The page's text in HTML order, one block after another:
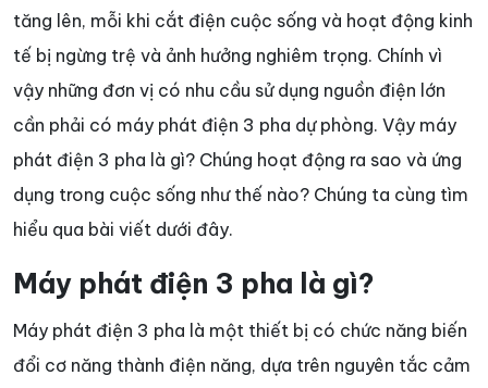
tăng lên, mỗi khi cắt điện cuộc sống và hoạt động kinh
tế bị ngừng trệ và ảnh hưởng nghiêm trọng. Chính vì
vậy những đơn vị có nhu cầu sử dụng nguồn điện lớn
cần phải có máy phát điện 3 pha dự phòng. Vậy máy
phát điện 3 pha là gì? Chúng hoạt động ra sao và ứng
dụng trong cuộc sống như thế nào? Chúng ta cùng tìm
hiểu qua bài viết dưới đây.
Máy phát điện 3 pha là gì?
Máy phát điện 3 pha là một thiết bị có chức năng biến
đổi cơ năng thành điện năng, dựa trên nguyên tắc cảm